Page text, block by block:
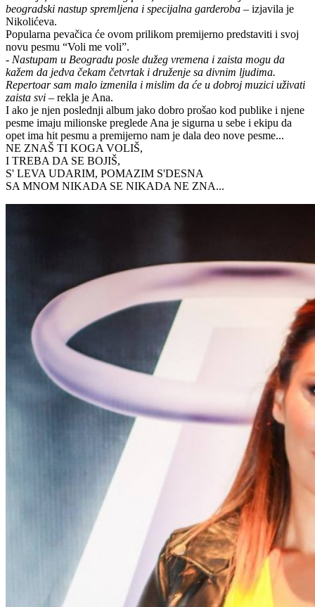
beogradski nastup spremljena i specijalna garderoba – izjavila je
Nikolićeva.
Popularna pevačica će ovom prilikom premijerno predstaviti i svoj
novu pesmu “Voli me voli”.
- Nastupam u Beogradu posle dužeg vremena i zaista mogu da
kažem da jedva čekam četvrtak i druženje sa divnim ljudima.
Repertoar sam malo izmenila i mislim da će u dobroj muzici uživati
zaista svi – rekla je Ana.
I ako je njen poslednji album jako dobro prošao kod publike i njene
pesme imaju milionske preglede Ana je sigurna u sebe i ekipu da
opet ima hit pesmu a premijerno nam je dala deo nove pesme...
NE ZNAŠ TI KOGA VOLIŠ,
I TREBA DA SE BOJIŠ,
S' LEVA UDARIM, POMAZIM S'DESNA
SA MNOM NIKADA SE NIKADA NE ZNA...